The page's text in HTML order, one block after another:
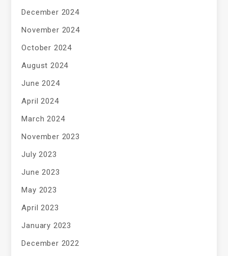
December 2024
November 2024
October 2024
August 2024
June 2024
April 2024
March 2024
November 2023
July 2023
June 2023
May 2023
April 2023
January 2023
December 2022